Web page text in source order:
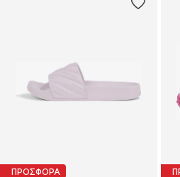
ΠΡΟΣΦΟΡΑ